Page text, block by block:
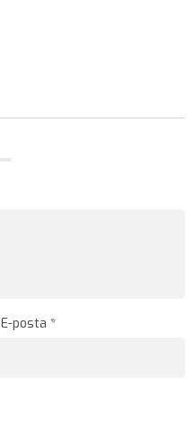
E-posta*